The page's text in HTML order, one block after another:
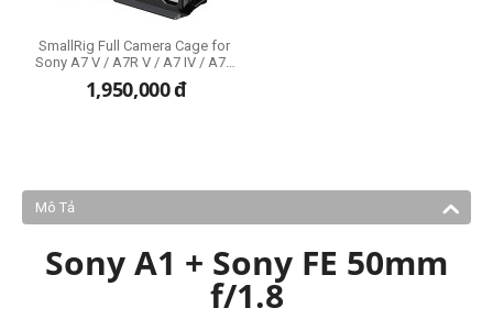
SmallRig Full Camera Cage for
Sony A7 V / A7R V / A7 IV / A7S
III / A1 / A7R IV (3667C)
1,950,000đ
Mô Tả
Sony A1 + Sony FE 50mm
f/1.8